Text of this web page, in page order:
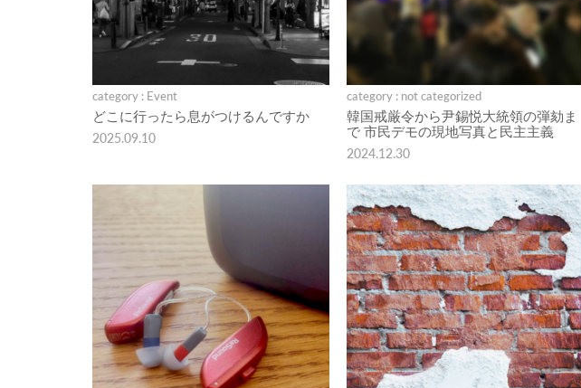
category : Event
どこに行ったら息がつけるんですか
2025.09.10
category : not categorized
韓国戒厳令から尹錫悦大統領の弾劾ま
で 市民デモの現地写真と民主主義
2024.12.30